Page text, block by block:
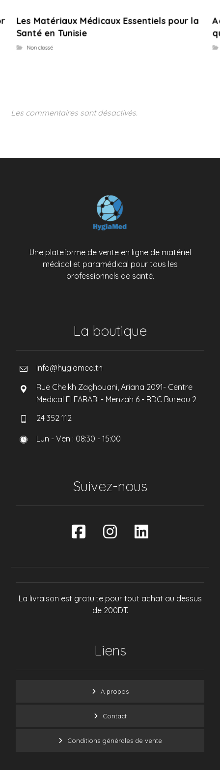
Les Matériaux Médicaux Essentiels pour la
Santé en Tunisie
Non classé
Les commentaires sont désactivés.
Une plateforme de vente en ligne de matériel
médical et paramédical pour tous les
professionnels de santé.
La boutique
info@hygiamed.tn
Rue Cheikh Zaghouani, Ariana 2091- Centre
Medical El FARABI - Menzah 6 - RDC Bureau 2
24 352 112
Lun - Ven : 08:30 - 15:00
Suivez-nous
La livraison est gratuite pour tout achat au dessus
de 200DT.
Liens
A propos
Contact
Conditions générales de vente